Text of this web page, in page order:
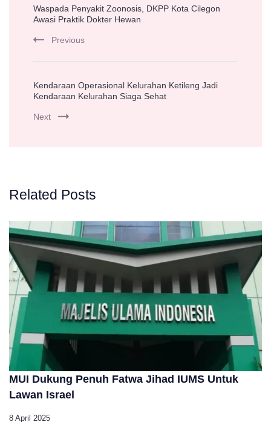
Navigation
Waspada Penyakit Zoonosis, DKPP Kota Cilegon
Awasi Praktik Dokter Hewan
Previous
Kendaraan Operasional Kelurahan Ketileng Jadi
Kendaraan Kelurahan Siaga Sehat
Next
Related Posts
MUI Dukung Penuh Fatwa Jihad IUMS Untuk
Lawan Israel
8 April 2025